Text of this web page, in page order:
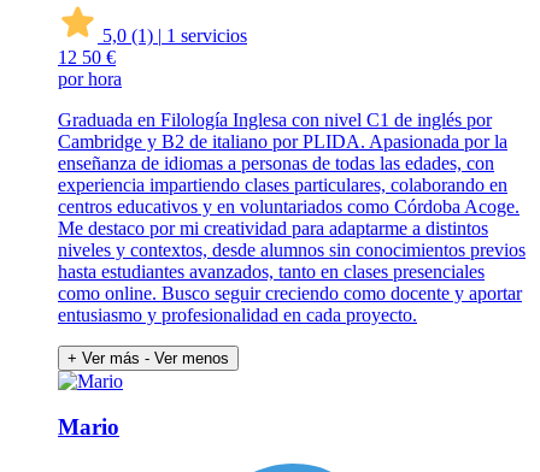
5,0 (1) | 1 servicios
12 50 €
por hora
Graduada en Filología Inglesa con nivel C1 de inglés por
Cambridge y B2 de italiano por PLIDA. Apasionada por la
enseñanza de idiomas a personas de todas las edades, con
experiencia impartiendo clases particulares, colaborando en
centros educativos y en voluntariados como Córdoba Acoge.
Me destaco por mi creatividad para adaptarme a distintos
niveles y contextos, desde alumnos sin conocimientos previos
hasta estudiantes avanzados, tanto en clases presenciales
como online. Busco seguir creciendo como docente y aportar
entusiasmo y profesionalidad en cada proyecto.
+ Ver más - Ver menos
Mario